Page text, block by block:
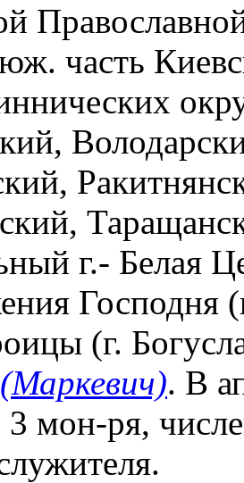
часть
г.- Белая
Господня
(г.
. В
мон-ря,